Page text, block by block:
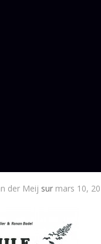
der Meij sur mars 10,